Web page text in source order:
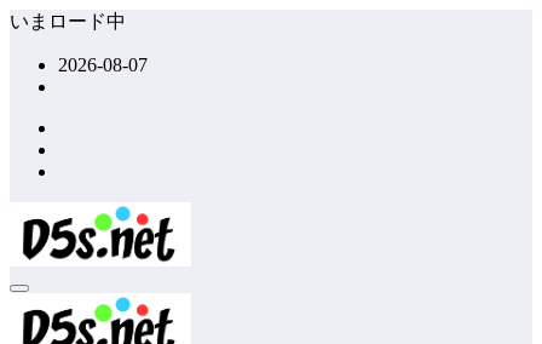
コ
ッ
プ
いまロード中
2026-08-07